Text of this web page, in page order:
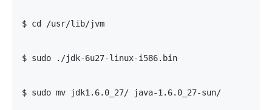
$ cd /usr/lib/jvm
$ sudo ./jdk-6u27-linux-i586.bin
$ sudo mv jdk1.6.0_27/ java-1.6.0_27-sun/